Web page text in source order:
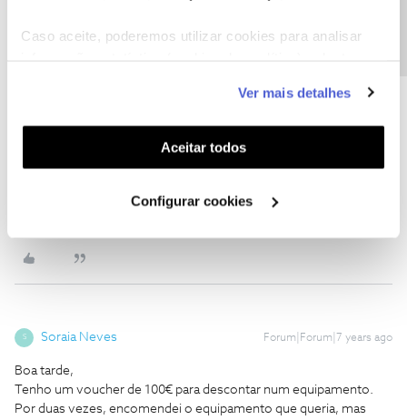
Caso aceite, poderemos utilizar cookies para analisar
funcionalidades (cookies de personalização e
funcionalidade) e adaptar anúncios aos seus interesses
(cookies de publicidade personalizada). Pode gerir a
utilização dos cookies clicando em "Configurar
Ver mais detalhes
Aceitar todos
Configurar cookies
capa/película, com o voucher de 150€ que recebi por sms hoje, na
cookies do seu browser ou tente com outro navegador, se não
S Soraia Neves Forum|Forum|7 years ago
Boa tarde,
Tenho um voucher de 100€ para descontar num equipamento.
Por duas vezes, encomendei o equipamento que queria, mas